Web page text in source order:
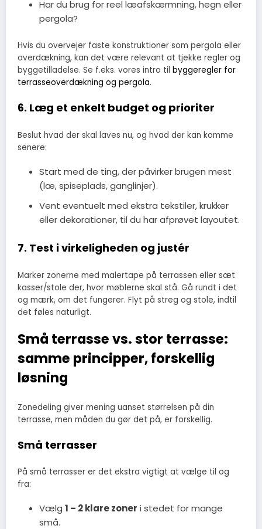
Har du brug for reel læafskærmning, hegn eller
pergola?
Hvis du overvejer faste konstruktioner som pergola eller
overdækning, kan det være relevant at tjekke regler og
byggetilladelse. Se f.eks. vores intro til byggeregler for
terrasseoverdækning og pergola.
6. Læg et enkelt budget og prioriter
Beslut hvad der skal laves nu, og hvad der kan komme
senere:
Start med de ting, der påvirker brugen mest
(læ, spiseplads, ganglinjer).
Vent eventuelt med ekstra tekstiler, krukker
eller dekorationer, til du har afprøvet layoutet.
7. Test i virkeligheden og justér
Marker zonerne med malertape på terrassen eller sæt
kasser/stole der, hvor møblerne skal stå. Gå rundt i det
og mærk, om det fungerer. Flyt på streg og stole, indtil
det føles naturligt.
Små terrasse vs. stor terrasse:
samme principper, forskellig
løsning
Zonedeling giver mening uanset størrelsen på din
terrasse, men måden du gør det på, er forskellig.
Små terrasser
På små terrasser er det ekstra vigtigt at vælge til og
fra:
Vælg 1 – 2 klare zoner i stedet for mange
små.